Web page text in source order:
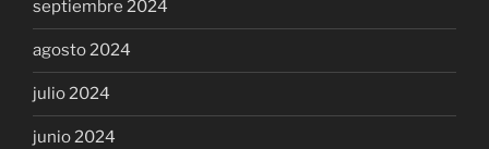
septiembre 2024
agosto 2024
julio 2024
junio 2024